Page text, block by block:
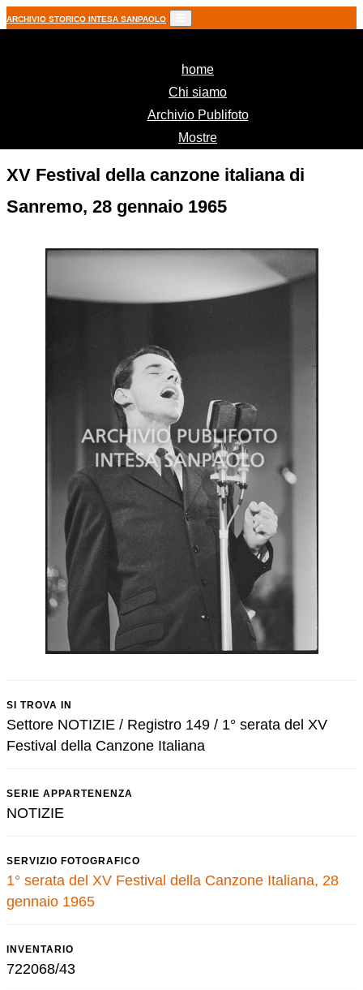
ARCHIVIO STORICO INTESA SANPAOLO
home(current)
Chi siamo
Archivio Publifoto
Mostre
XV Festival della canzone italiana di
Sanremo, 28 gennaio 1965
SI TROVA IN
Settore NOTIZIE / Registro 149 / 1° serata del XV
Festival della Canzone Italiana
SERIE APPARTENENZA
NOTIZIE
SERVIZIO FOTOGRAFICO
1° serata del XV Festival della Canzone Italiana, 28
gennaio 1965
INVENTARIO
722068/43